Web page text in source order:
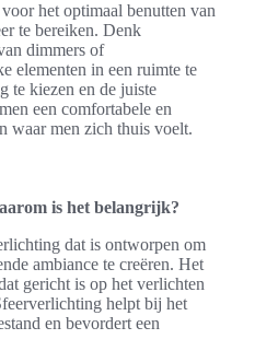
het optimaal benutten van
te bereiken. Denk
dimmers of
elementen in een ruimte te
te kiezen en de juiste
een comfortabele en
waar men zich thuis voelt.
is het belangrijk?
dat is ontworpen om
ambiance te creëren. Het
gericht is op het verlichten
helpt bij het
en bevordert een